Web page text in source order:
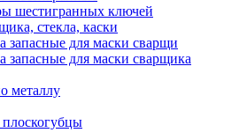
шестигранных ключей
стекла, каски
запасные для маски сварщи
запасные для маски сварщика
металлу